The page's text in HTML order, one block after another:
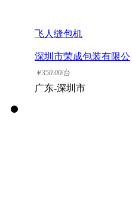
飞人缝包机
深圳市荣成包装有限公
司
￥350.00/台
广东-深圳市